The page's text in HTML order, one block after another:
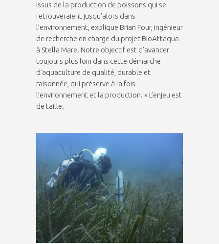
issus de la production de poissons qui se
retrouveraient jusqu’alors dans
l’environnement, explique Brian Four, ingénieur
de recherche en charge du projet BioAttaqua
à Stella Mare. Notre objectif est d’avancer
toujours plus loin dans cette démarche
d’aquaculture de qualité, durable et
raisonnée, qui préserve à la fois
l’environnement et la production. » L’enjeu est
de taille.